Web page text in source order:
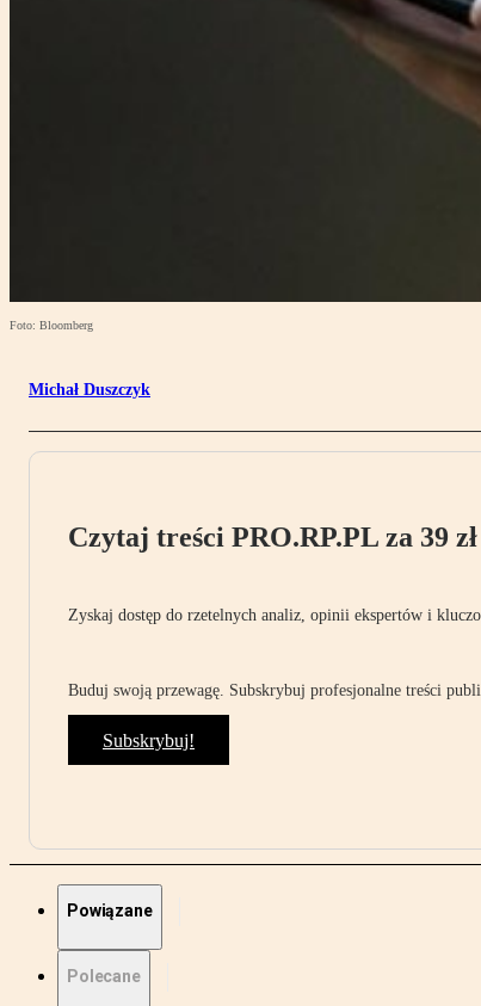
Foto: Bloomberg
Michał Duszczyk
Czytaj treści PRO.RP.PL za 39
Zyskaj dostęp do rzetelnych analiz, opinii ekspertów i
Buduj swoją przewagę. Subskrybuj profesjonalne treści
Subskrybuj!
Powiązane
Polecane